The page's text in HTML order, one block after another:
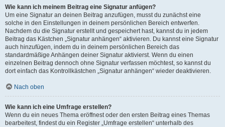
Wie kann ich meinem Beitrag eine Signatur anfügen?
Um eine Signatur an deinen Beitrag anzufügen, musst du zunächst eine
solche in den Einstellungen in deinem persönlichen Bereich entwerfen.
Nachdem du die Signatur erstellt und gespeichert hast, kannst du in jedem
Beitrag das Kästchen „Signatur anhängen“ aktivieren. Du kannst eine Signatur
auch hinzufügen, indem du in deinem persönlichen Bereich das
standardmäßige Anhängen deiner Signatur aktivierst. Wenn du einen
einzelnen Beitrag dennoch ohne Signatur verfassen möchtest, so kannst du
dort einfach das Kontrollkästchen „Signatur anhängen“ wieder deaktivieren.
Nach oben
Wie kann ich eine Umfrage erstellen?
Wenn du ein neues Thema eröffnest oder den ersten Beitrag eines Themas
bearbeitest, findest du ein Register „Umfrage erstellen“ unterhalb des